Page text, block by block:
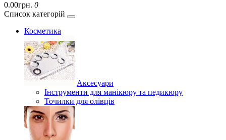
0.00грн. 0
Список категорій
Косметика
Аксесуари
Інструменти для манікюру та педикюру
Точилки для олівців